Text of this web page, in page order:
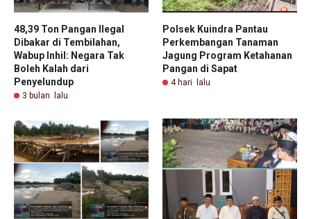
48,39 Ton Pangan Ilegal
Dibakar di Tembilahan,
Wabup Inhil: Negara Tak
Boleh Kalah dari
Penyelundup
3 bulan lalu
Polsek Kuindra Pantau
Perkembangan Tanaman
Jagung Program Ketahanan
Pangan di Sapat
4 hari lalu